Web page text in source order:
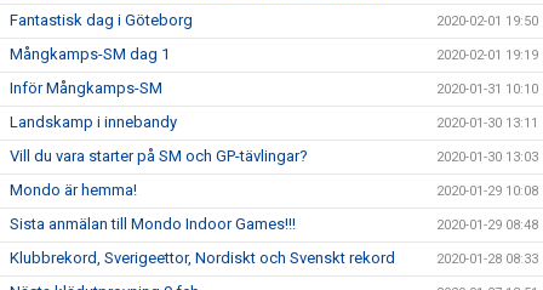
Fantastisk dag i Göteborg 2020-02-01 19:50
Mångkamps-SM dag 1 2020-02-01 19:19
Inför Mångkamps-SM 2020-01-31 10:10
Landskamp i innebandy 2020-01-30 13:11
Vill du vara starter på SM och GP-tävlingar? 2020-01-30 13:03
Mondo är hemma! 2020-01-29 10:08
Sista anmälan till Mondo Indoor Games!!! 2020-01-29 08:48
Klubbrekord, Sverigeettor, Nordiskt och Svenskt rekord 2020-01-28 08:33